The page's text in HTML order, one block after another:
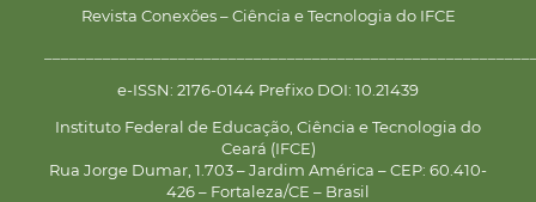
Revista Conexões – Ciência e Tecnologia do IFCE
e-ISSN: 2176-0144 Prefixo DOI: 10.21439
Instituto Federal de Educação, Ciência e Tecnologia do
Ceará (IFCE)
Rua Jorge Dumar, 1.703 – Jardim América – CEP: 60.410-
426 – Fortaleza/CE – Brasil